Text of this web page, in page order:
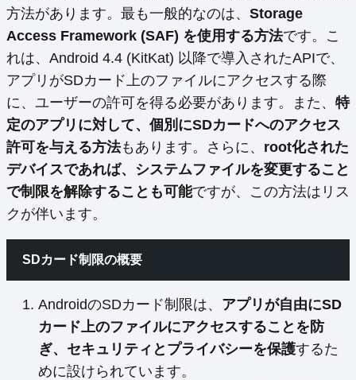
方法があります。最も一般的なのは、 Storage
Access Framework (SAF) を使用する方法です。こ
れは、Android 4.4 (KitKat) 以降で導入されたAPIで、
アプリがSDカード上のファイルにアクセスする際
に、ユーザーの許可を得る必要があります。また、 特
定のアプリに対して、個別にSDカードへのアクセス
許可を与える方法もあります。さらに、 root化された
デバイスであれば、システムファイルを変更すること
で制限を解除することも可能ですが、この方法はリス
クが伴います。
SDカード制限の概要
AndroidのSDカード制限は、 アプリが自由にSD
カード上のファイルにアクセスすることを防
ぎ、セキュリティとプライバシーを保護するた
めに設けられています。